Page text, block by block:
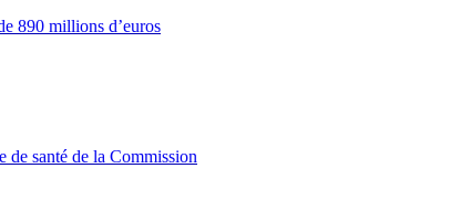
890 millions d’euros
de santé de la Commission